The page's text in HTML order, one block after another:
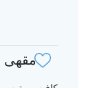
مقهى